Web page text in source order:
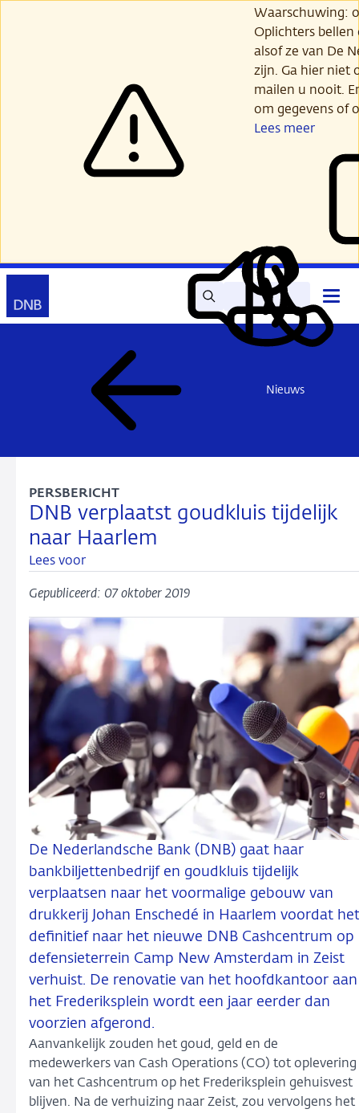
Waarschuwing:
Oplichters
alsof ze van De
zijn. Ga hier niet
mailen u nooit.
om gegevens of
Lees meer
Zoek Lees
voor
Mijn
DNB
Contact
Nieuws
DNB verplaatst goudkluis tijdelijk
naar Haarlem
PERSBERICHT
Lees voor
Gepubliceerd: 07 oktober 2019
De Nederlandsche Bank (DNB) gaat haar
bankbiljettenbedrijf en goudkluis tijdelijk
verplaatsen naar het voormalige gebouw van
drukkerij Johan Enschedé in Haarlem voordat het
definitief naar het nieuwe DNB Cashcentrum op
defensieterrein Camp New Amsterdam in Zeist
verhuist. De renovatie van het hoofdkantoor aan
het Frederiksplein wordt een jaar eerder dan
voorzien afgerond.
Aanvankelijk zouden het goud, geld en de
medewerkers van Cash Operations (CO) tot oplevering
van het Cashcentrum op het Frederiksplein gehuisvest
blijven. Na de verhuizing naar Zeist, zou vervolgens het